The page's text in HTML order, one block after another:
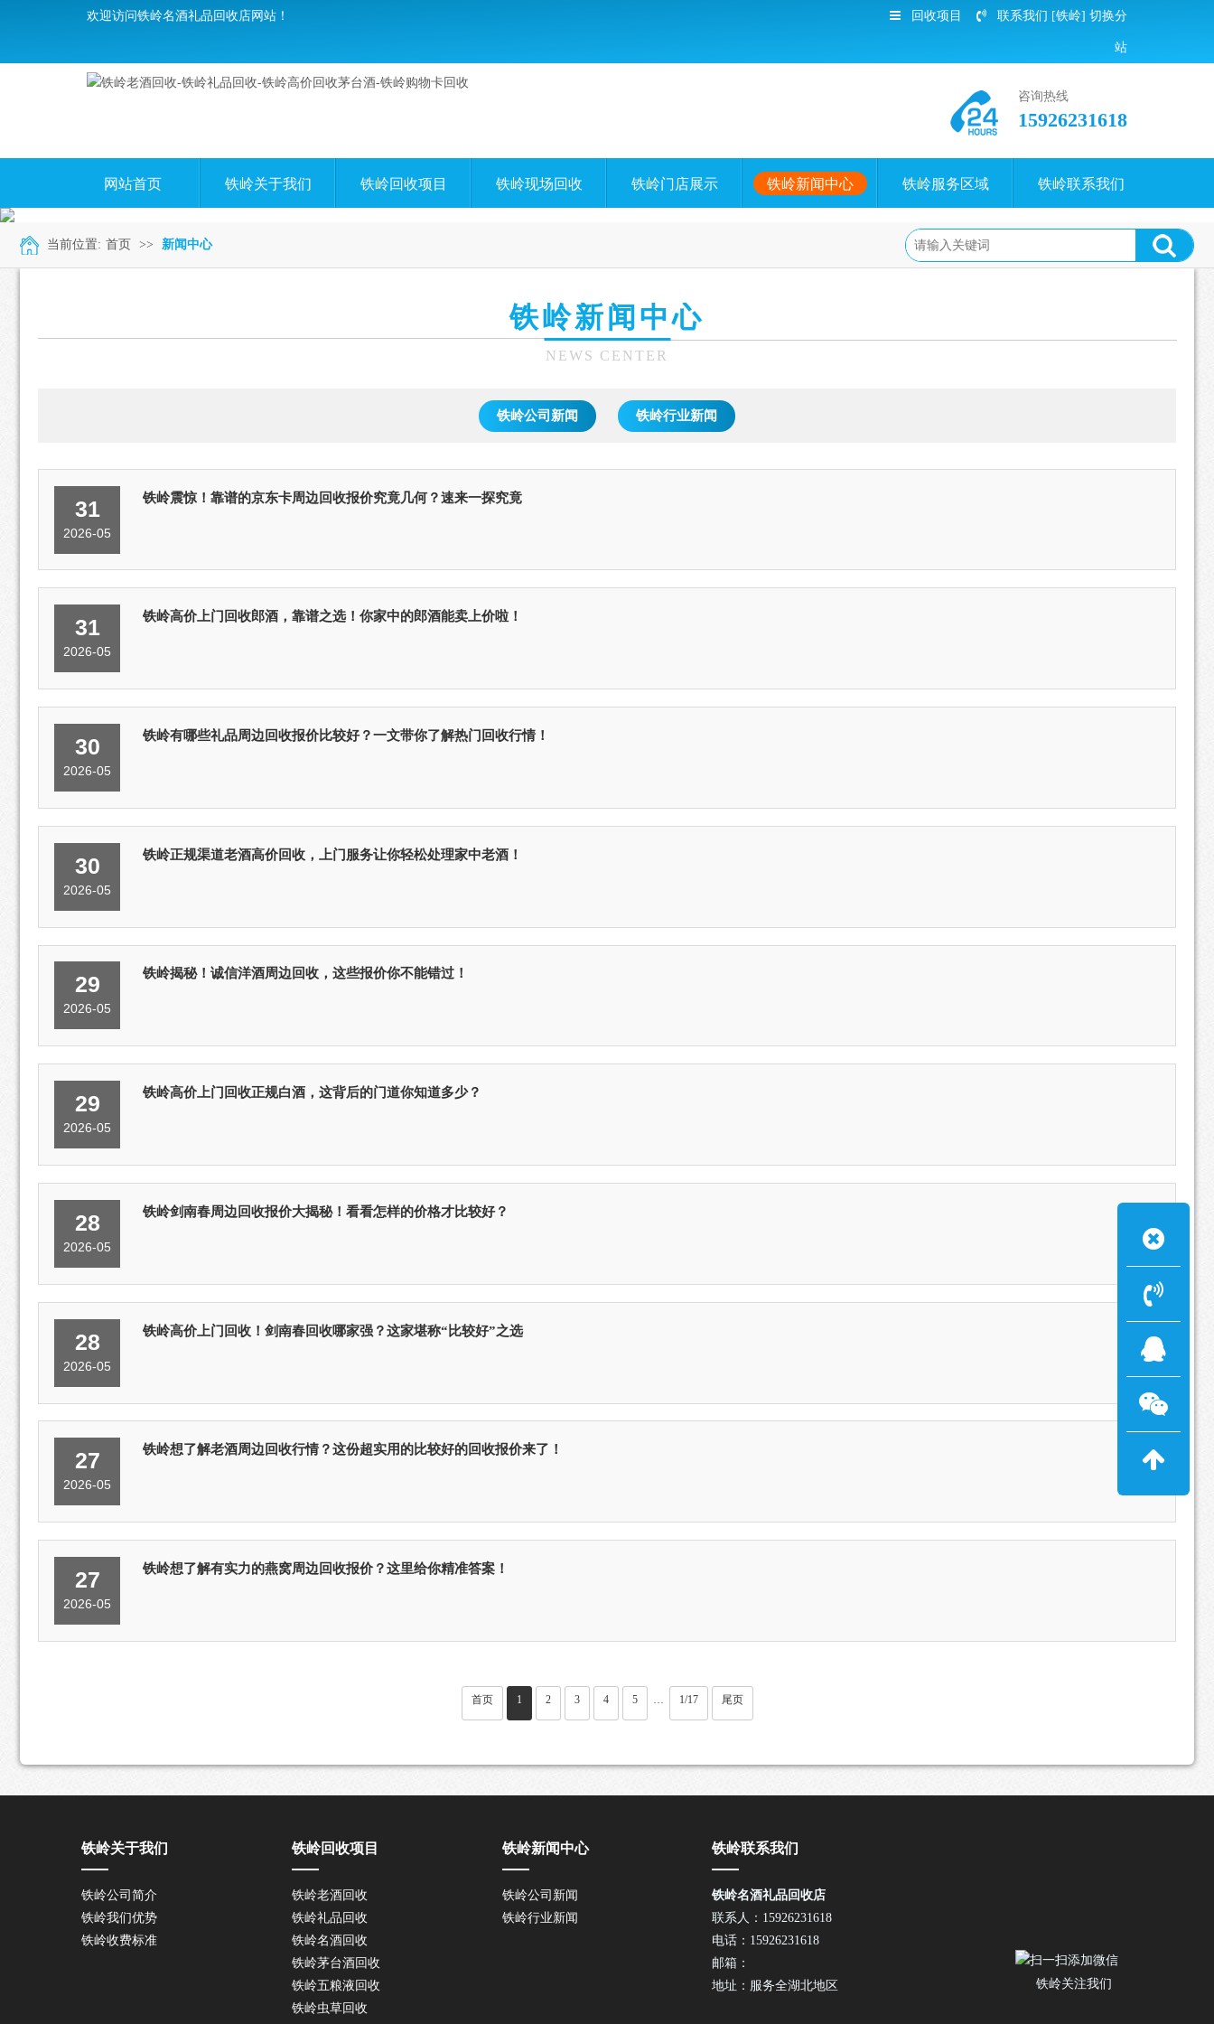
欢迎访问铁岭名酒礼品回收店网站！ 回收项目 联系我们 [铁岭] 切换分
站
咨询热线
15926231618
网站首页 铁岭关于我们 铁岭回收项目 铁岭现场回收 铁岭门店展示 铁岭新闻中心 铁岭服务区域 铁岭联系我们
当前位置: 首页 >> 新闻中心
铁岭新闻中心
NEWS CENTER
铁岭公司新闻 铁岭行业新闻
31
2026-05
铁岭震惊！靠谱的京东卡周边回收报价究竟几何？速来一探究竟
31
2026-05
铁岭高价上门回收郎酒，靠谱之选！你家中的郎酒能卖上价啦！
30
2026-05
铁岭有哪些礼品周边回收报价比较好？一文带你了解热门回收行情！
30
2026-05
铁岭正规渠道老酒高价回收，上门服务让你轻松处理家中老酒！
29
2026-05
铁岭揭秘！诚信洋酒周边回收，这些报价你不能错过！
29
2026-05
铁岭高价上门回收正规白酒，这背后的门道你知道多少？
28
2026-05
铁岭剑南春周边回收报价大揭秘！看看怎样的价格才比较好？
28
2026-05
铁岭高价上门回收！剑南春回收哪家强？这家堪称“比较好”之选
27
2026-05
铁岭想了解老酒周边回收行情？这份超实用的比较好的回收报价来了！
27
2026-05
铁岭想了解有实力的燕窝周边回收报价？这里给你精准答案！
首页 1 2 3 4 5 ··· 1/17 尾页
铁岭关于我们
铁岭公司简介
铁岭我们优势
铁岭收费标准
铁岭回收项目
铁岭老酒回收
铁岭礼品回收
铁岭名酒回收
铁岭茅台酒回收
铁岭五粮液回收
铁岭虫草回收
铁岭新闻中心
铁岭公司新闻
铁岭行业新闻
铁岭关注我们
铁岭联系我们
铁岭名酒礼品回收店
联系人：15926231618
电话：15926231618
邮箱：
地址：服务全湖北地区